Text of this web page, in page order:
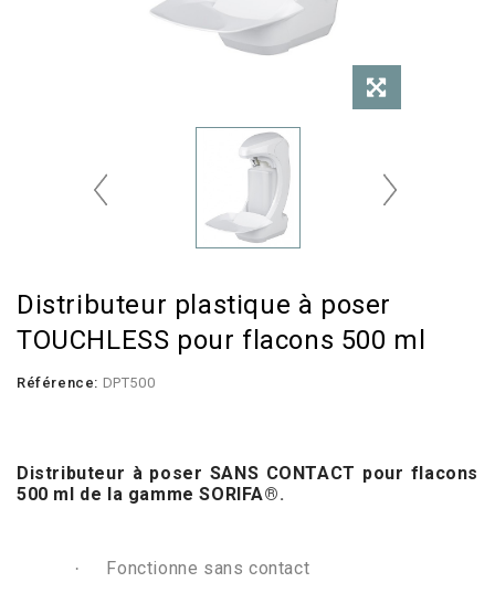
Distributeur plastique à poser
TOUCHLESS pour flacons 500 ml
Référence: DPT500
Distributeur à poser SANS CONTACT pour flacons
500 ml
de la gamme SORIFA®.
· Fonctionne sans contact